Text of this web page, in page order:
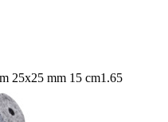
25x25 mm 15 cm1.65